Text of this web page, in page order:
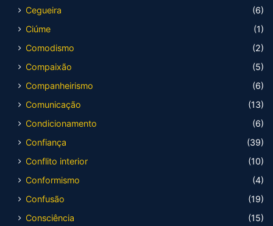
Cegueira
(6)
Ciúme
(1)
Comodismo
(2)
Compaixão
(5)
Companheirismo
(6)
Comunicação
(13)
Condicionamento
(6)
Confiança
(39)
Conflito interior
(10)
Conformismo
(4)
Confusão
(19)
Consciência
(15)